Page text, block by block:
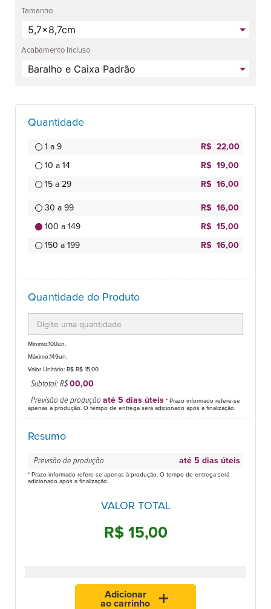
Tamanho
Acabamento Incluso
Quantidade
1 a 9 R$ 22,00
10 a 14 R$ 19,00
15 a 29 R$ 16,00
30 a 99 R$ 16,00
100 a 149 R$ 15,00
150 a 199 R$ 16,00
Quantidade do Produto
Mínimo:100un.
Máximo:149un.
Valor Unitário: R$ R$ 15,00
Subtotal: R$00,00
Previsão de produção até 5 dias úteis * Prazo informado refere-se
apenas à produção. O tempo de entrega será adicionado após a finalização.
Resumo
Previsão de produção até 5 dias úteis
* Prazo informado refere-se apenas à produção. O tempo de entrega será
adicionado após a finalização.
VALOR TOTAL
R$ 15,00
Adicionar
ao carrinho
add